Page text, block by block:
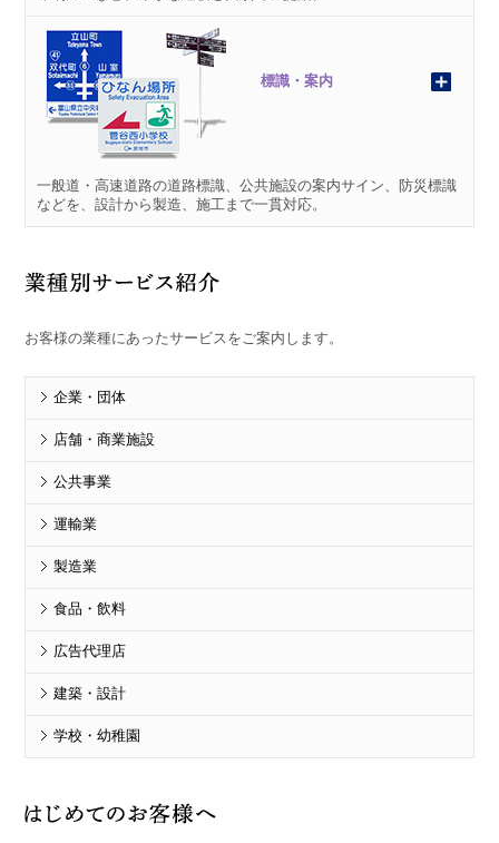
標識・案内
一般道・高速道路の道路標識、公共施設の案内サイン、防災標識
などを、設計から製造、施工まで一貫対応。
お客様の業種にあったサービスをご案内します。
企業・団体
店舗・商業施設
公共事業
運輸業
製造業
食品・飲料
広告代理店
建築・設計
学校・幼稚園